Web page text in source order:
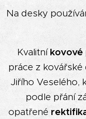
Na desky
Kvalitníkovové
práce z
Jiřího Veselého,
podle přání
opatřené